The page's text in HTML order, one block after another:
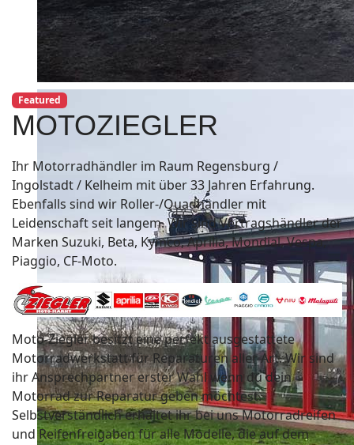
Featured
MOTOZIEGLER
Ihr Motorradhändler im Raum Regensburg /
Ingolstadt / Kelheim mit über 33 Jahren Erfahrung.
Ebenfalls sind wir Roller-/Quadhändler mit
Leidenschaft seit langem. Wir sind Vertragshändler der
Marken Suzuki, Beta, Kymco, Aprilia, Mondial, Vespa,
Piaggio, CF-Moto.
Moto-Ziegler besitzt eine perfekt ausgestattete
Motorradwerkstatt für Reparaturen aller Art. Wir sind
ihr Ansprechpartner erster Wahl wenn du dein
Motorrad zur Reparatur geben möchtest.
Selbstverständlich erhaltet ihr bei uns Motorradreifen
und Reifenfreigaben für alle Modelle, die auf dem